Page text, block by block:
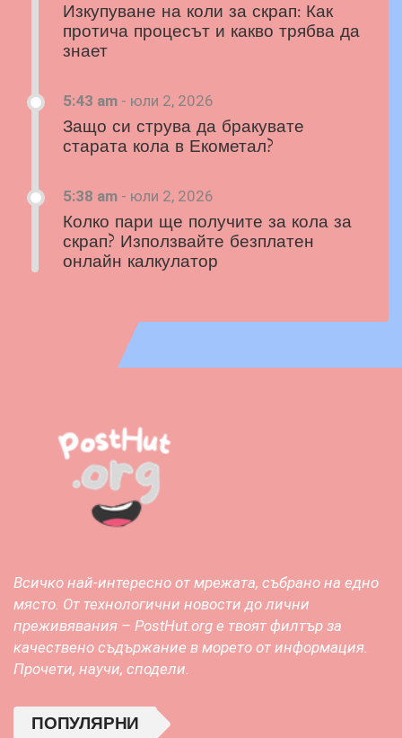
Изкупуване на коли за скрап: Как
протича процесът и какво трябва да
знает
5:43 am - юли 2, 2026
Защо си струва да бракувате
старата кола в Екометал?
5:38 am - юли 2, 2026
Колко пари ще получите за кола за
скрап? Използвайте безплатен
онлайн калкулатор
Всичко най-интересно от мрежата, събрано на едно
място. От технологични новости до лични
преживявания – PostHut.org е твоят филтър за
качествено съдържание в морето от информация.
Прочети, научи, сподели.
ПОПУЛЯРНИ